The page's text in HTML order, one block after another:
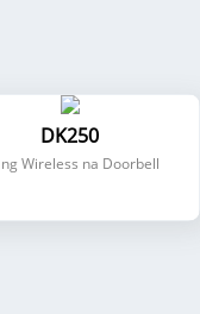
DK250
Wireless na Doorbell